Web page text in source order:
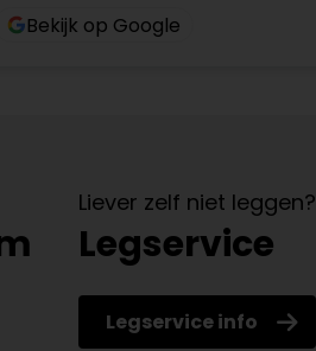
Bekijk op Google
Liever zelf niet leggen?
Legservice
Legservice info